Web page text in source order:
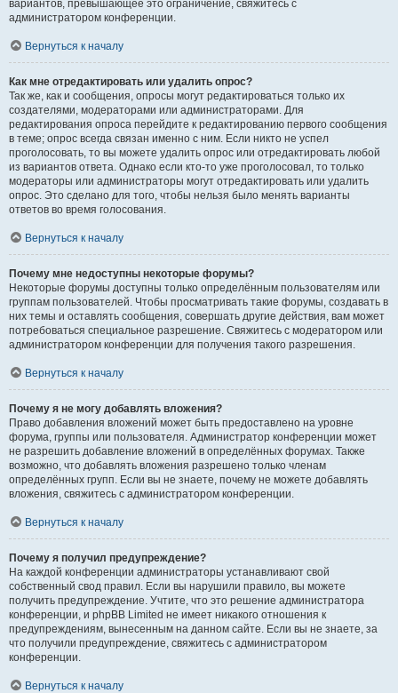
вариантов, превышающее это ограничение, свяжитесь с
администратором конференции.
Вернуться к началу
Как мне отредактировать или удалить опрос?
Так же, как и сообщения, опросы могут редактироваться только их
создателями, модераторами или администраторами. Для
редактирования опроса перейдите к редактированию первого сообщения
в теме; опрос всегда связан именно с ним. Если никто не успел
проголосовать, то вы можете удалить опрос или отредактировать любой
из вариантов ответа. Однако если кто-то уже проголосовал, то только
модераторы или администраторы могут отредактировать или удалить
опрос. Это сделано для того, чтобы нельзя было менять варианты
ответов во время голосования.
Вернуться к началу
Почему мне недоступны некоторые форумы?
Некоторые форумы доступны только определённым пользователям или
группам пользователей. Чтобы просматривать такие форумы, создавать в
них темы и оставлять сообщения, совершать другие действия, вам может
потребоваться специальное разрешение. Свяжитесь с модератором или
администратором конференции для получения такого разрешения.
Вернуться к началу
Почему я не могу добавлять вложения?
Право добавления вложений может быть предоставлено на уровне
форума, группы или пользователя. Администратор конференции может
не разрешить добавление вложений в определённых форумах. Также
возможно, что добавлять вложения разрешено только членам
определённых групп. Если вы не знаете, почему не можете добавлять
вложения, свяжитесь с администратором конференции.
Вернуться к началу
Почему я получил предупреждение?
На каждой конференции администраторы устанавливают свой
собственный свод правил. Если вы нарушили правило, вы можете
получить предупреждение. Учтите, что это решение администратора
конференции, и phpBB Limited не имеет никакого отношения к
предупреждениям, вынесенным на данном сайте. Если вы не знаете, за
что получили предупреждение, свяжитесь с администратором
конференции.
Вернуться к началу